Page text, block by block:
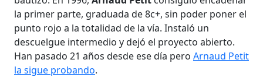
la primer parte, graduada de 8c+, sin poder poner el
punto rojo a la totalidad de la vía. Instaló un
descuelgue intermedio y dejó el proyecto abierto.
Han pasado 21 años desde ese día pero Arnaud Petit
la sigue probando.